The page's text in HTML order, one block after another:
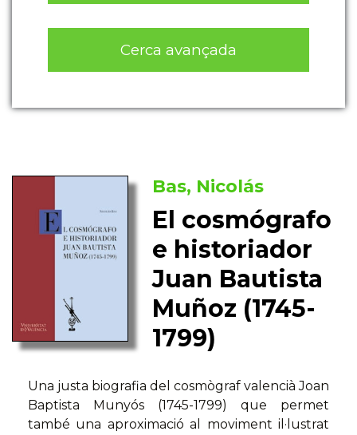
Cerca avançada
Bas, Nicolás
El cosmógrafo
e historiador
Juan Bautista
Muñoz (1745-
1799)
Una justa biografia del cosmògraf valencià Joan
Baptista Munyós (1745-1799) que permet
també una aproximació al moviment il·lustrat